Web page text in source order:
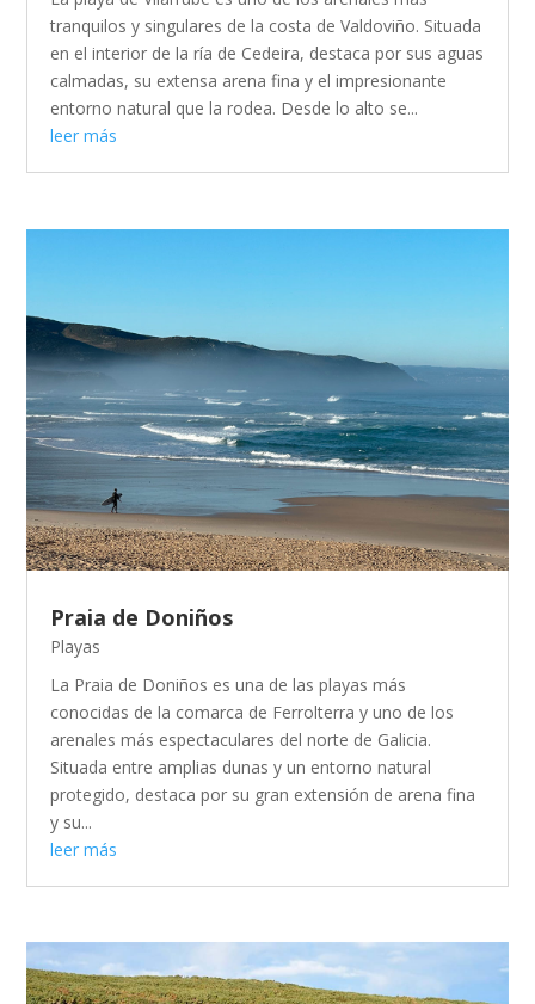
tranquilos y singulares de la costa de Valdoviño. Situada
en el interior de la ría de Cedeira, destaca por sus aguas
calmadas, su extensa arena fina y el impresionante
entorno natural que la rodea. Desde lo alto se...
leer más
Praia de Doniños
Playas
La Praia de Doniños es una de las playas más
conocidas de la comarca de Ferrolterra y uno de los
arenales más espectaculares del norte de Galicia.
Situada entre amplias dunas y un entorno natural
protegido, destaca por su gran extensión de arena fina
y su...
leer más